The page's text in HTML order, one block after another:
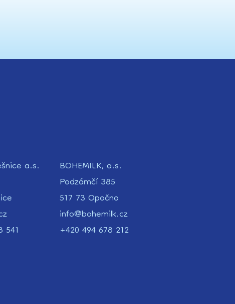
a.s. BOHEMILK, a.s.
Podzámčí 385
517 73 Opočno
info@bohemilk.cz
+420 494 678 212